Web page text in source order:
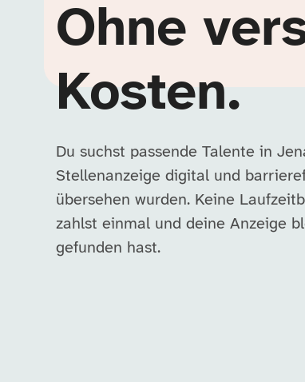
Ohne
Kosten.
Du suchst passende Talente in
Stellenanzeige digital und
übersehen wurden. Keine
zahlst einmal und deine Anzeige
gefunden hast.